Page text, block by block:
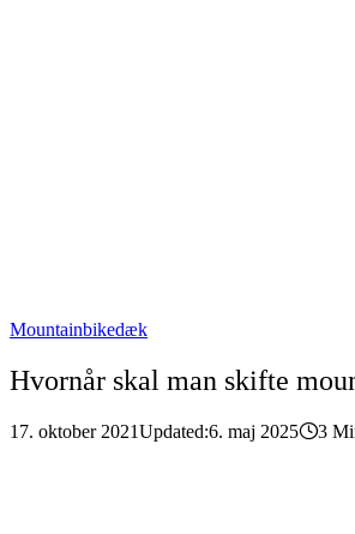
Mountainbikedæk
Hvornår skal man skifte
17. oktober 2021Updated:6. maj 2025 3